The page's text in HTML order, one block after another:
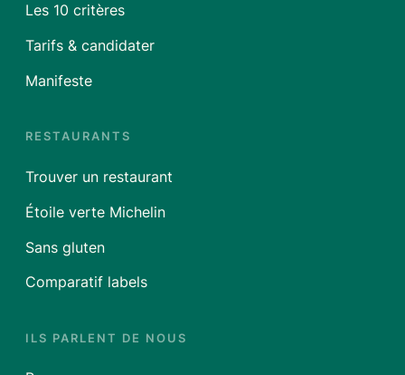
Les 10 critères
Tarifs & candidater
Manifeste
RESTAURANTS
Trouver un restaurant
Étoile verte Michelin
Sans gluten
Comparatif labels
ILS PARLENT DE NOUS